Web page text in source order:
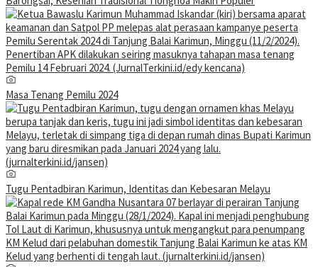
Masa Tenang Pemilu 2024
Tugu Pentadbiran Karimun, Identitas dan Kebesaran Melayu